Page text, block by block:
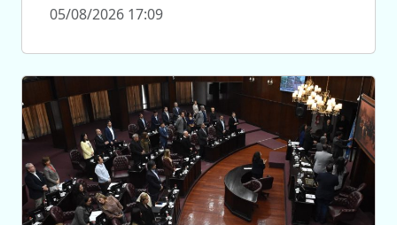
05/08/2026 17:09